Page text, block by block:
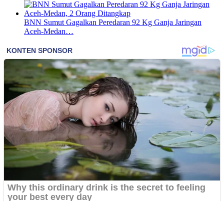
BNN Sumut Gagalkan Peredaran 92 Kg Ganja Jaringan
Aceh-Medan…